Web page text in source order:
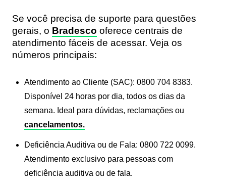
Se você precisa de suporte para questões
gerais, o Bradesco oferece centrais de
atendimento fáceis de acessar. Veja os
números principais:
Atendimento ao Cliente (SAC): 0800 704 8383.
Disponível 24 horas por dia, todos os dias da
semana. Ideal para dúvidas, reclamações ou
cancelamentos.
Deficiência Auditiva ou de Fala: 0800 722 0099.
Atendimento exclusivo para pessoas com
deficiência auditiva ou de fala.